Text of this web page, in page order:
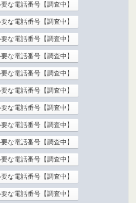
な電話番号【調査中】
な電話番号【調査中】
な電話番号【調査中】
な電話番号【調査中】
な電話番号【調査中】
な電話番号【調査中】
な電話番号【調査中】
な電話番号【調査中】
な電話番号【調査中】
な電話番号【調査中】
な電話番号【調査中】
な電話番号【調査中】